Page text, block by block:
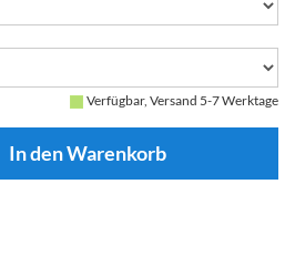
Verfügbar, Versand 5-7 Werktage